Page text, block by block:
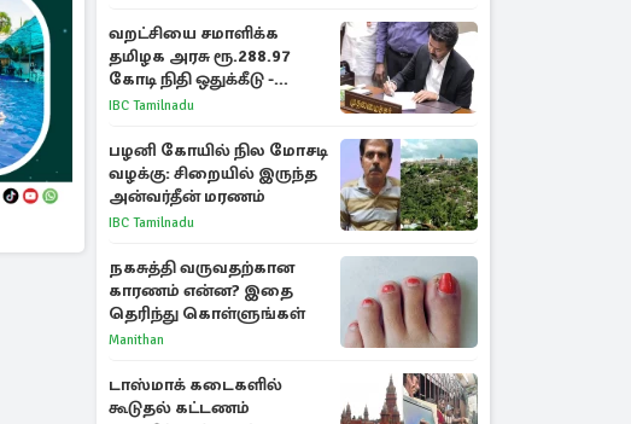
வறட்சியை சமாளிக்க
தமிழக அரசு ரூ.288.97
கோடி நிதி ஒதுக்கீடு -
வெளியான அரசாணை
IBC Tamilnadu
பழனி கோயில் நில மோசடி
வழக்கு: சிறையில் இருந்த
அன்வர்தீன் மரணம்
IBC Tamilnadu
நகசுத்தி வருவதற்கான
காரணம் என்ன? இதை
தெரிந்து கொள்ளுங்கள்
Manithan
டாஸ்மாக் கடைகளில்
கூடுதல் கட்டணம்